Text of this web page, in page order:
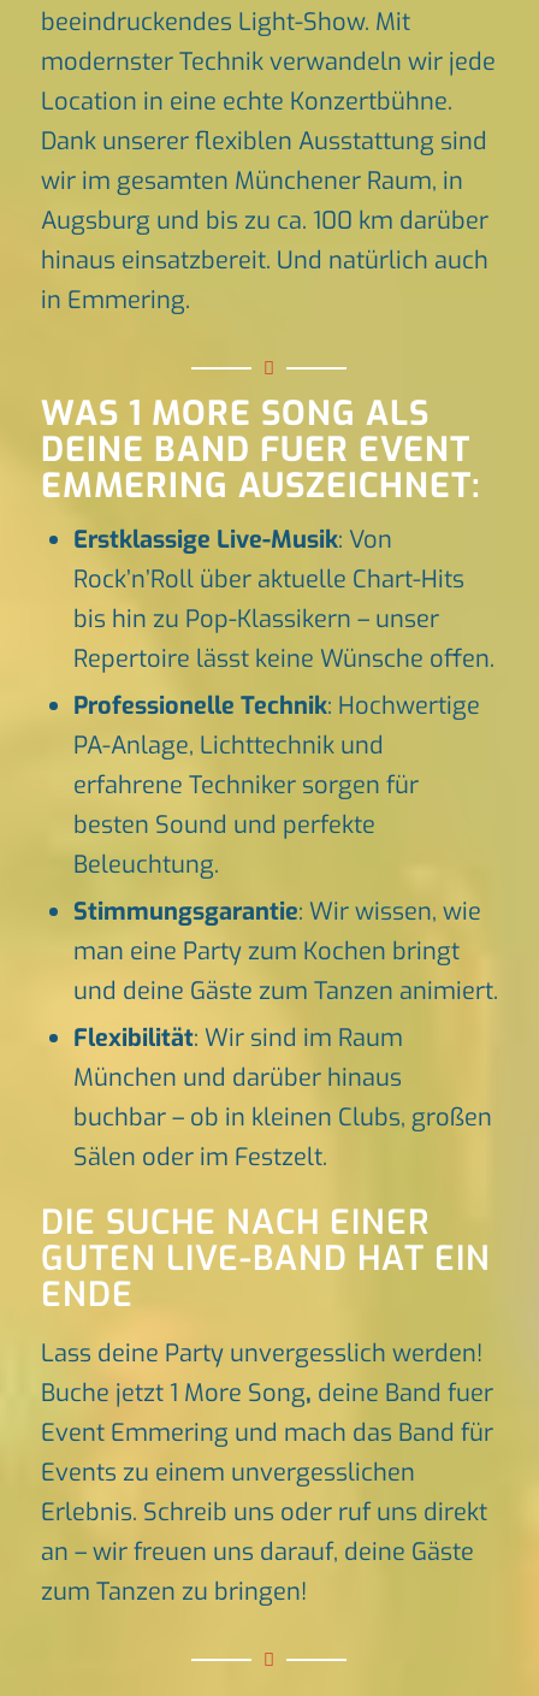
beeindruckendes Light-Show. Mit
modernster Technik verwandeln wir jede
Location in eine echte Konzertbühne.
Dank unserer flexiblen Ausstattung sind
wir im gesamten Münchener Raum, in
Augsburg und bis zu ca. 100 km darüber
hinaus einsatzbereit. Und natürlich auch
in Emmering.
WAS 1 MORE SONG ALS
DEINE BAND FUER EVENT
EMMERING AUSZEICHNET:
Erstklassige Live-Musik: Von
Rock’n’Roll über aktuelle Chart-Hits
bis hin zu Pop-Klassikern – unser
Repertoire lässt keine Wünsche offen.
Professionelle Technik: Hochwertige
PA-Anlage, Lichttechnik und
erfahrene Techniker sorgen für
besten Sound und perfekte
Beleuchtung.
Stimmungsgarantie: Wir wissen, wie
man eine Party zum Kochen bringt
und deine Gäste zum Tanzen animiert.
Flexibilität: Wir sind im Raum
München und darüber hinaus
buchbar – ob in kleinen Clubs, großen
Sälen oder im Festzelt.
DIE SUCHE NACH EINER
GUTEN LIVE-BAND HAT EIN
ENDE
Lass deine Party unvergesslich werden!
Buche jetzt 1 More Song, deine Band fuer
Event Emmering und mach das Band für
Events zu einem unvergesslichen
Erlebnis. Schreib uns oder ruf uns direkt
an – wir freuen uns darauf, deine Gäste
zum Tanzen zu bringen!